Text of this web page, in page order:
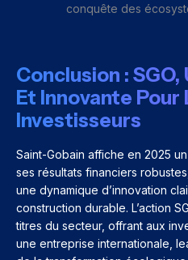
conquête des
Conclusion :
Et Innovante Pour
Investisseurs
Saint-Gobain affiche en 2025
ses résultats financiers
une dynamique d’innovation
construction durable. L’action
titres du secteur, offrant aux
une entreprise internationale,